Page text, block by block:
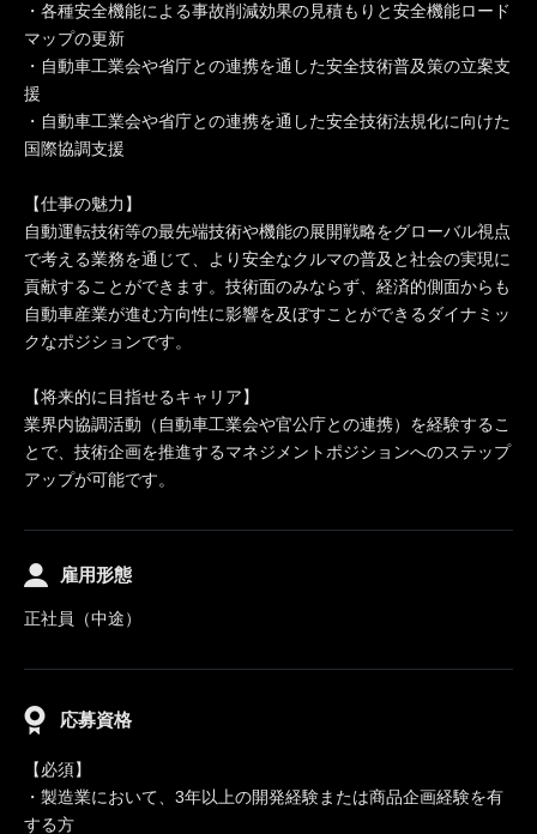
・各種安全機能による事故削減効果の見積もりと安全機能ロード
マップの更新
・自動車工業会や省庁との連携を通した安全技術普及策の立案支
援
・自動車工業会や省庁との連携を通した安全技術法規化に向けた
国際協調支援
【仕事の魅力】
自動運転技術等の最先端技術や機能の展開戦略をグローバル視点
で考える業務を通じて、より安全なクルマの普及と社会の実現に
貢献することができます。技術面のみならず、経済的側面からも
自動車産業が進む方向性に影響を及ぼすことができるダイナミッ
クなポジションです。
【将来的に目指せるキャリア】
業界内協調活動（自動車工業会や官公庁との連携）を経験するこ
とで、技術企画を推進するマネジメントポジションへのステップ
アップが可能です。
雇用形態
正社員（中途）
応募資格
【必須】
・製造業において、3年以上の開発経験または商品企画経験を有
する方